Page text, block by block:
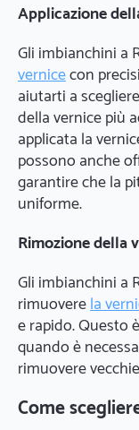
Applicazione
Gli imbianchini a
vernicecon
aiutarti a
della vernice più
applicata la
possono anche
garantire che la
uniforme.
Rimozione della
Gli imbianchini a
rimuoverela
e rapido. Questo
quando è
rimuovere
Come